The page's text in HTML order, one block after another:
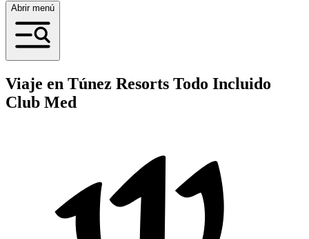
Abrir menú
Viaje en Túnez Resorts Todo Incluido
Club Med